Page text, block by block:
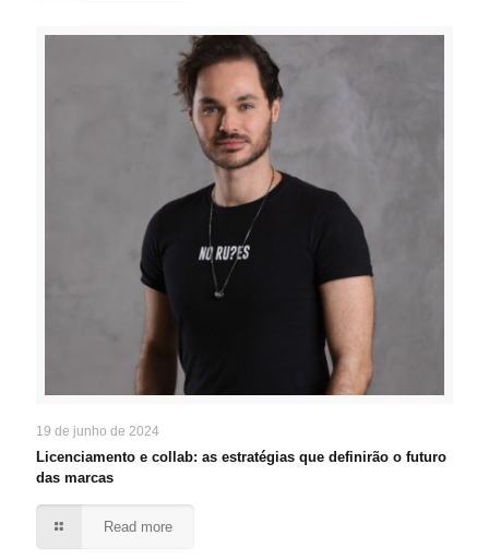
19 de junho de 2024
Licenciamento e collab: as estratégias que definirão o futuro
das marcas
Read more